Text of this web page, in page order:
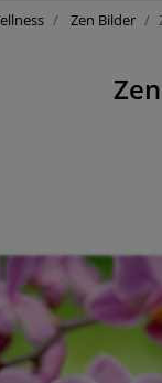
Zen Bilder